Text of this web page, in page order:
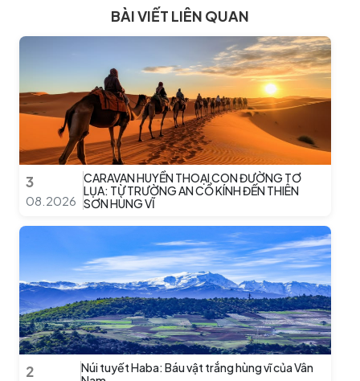
BÀI VIẾT LIÊN QUAN
3
08.2026
CARAVAN HUYỀN THOẠI CON ĐƯỜNG TƠ
LỤA: TỪ TRƯỜNG AN CỔ KÍNH ĐẾN THIÊN
SƠN HÙNG VĨ
2
Núi tuyết Haba: Báu vật trắng hùng vĩ của Vân